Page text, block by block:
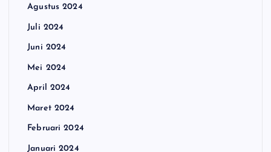
Agustus 2024
Juli 2024
Juni 2024
Mei 2024
April 2024
Maret 2024
Februari 2024
Januari 2024